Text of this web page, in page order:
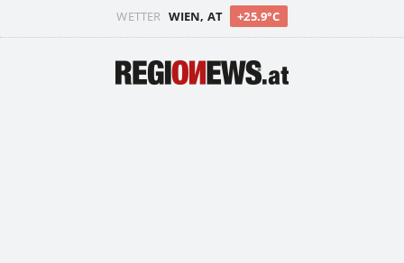
WETTER WIEN, AT +25.9°C